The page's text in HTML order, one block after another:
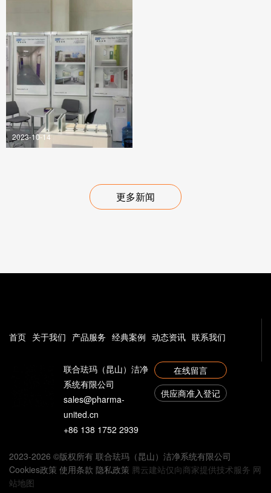
2023-10-14
更多新闻
首页 关于我们 产品服务 经典案例 动态资讯 联系我们
联合珐玛（昆山）洁净
系统有限公司
sales@pharma-
united.cn
+86 138 1752 2939
在线留言
供应商准入登记
2023-2026 ©版权所有 联合珐玛（昆山）洁净系统有限公司
Cookies政策 使用条款 隐私政策 腾云建站仅向商家提供技术服务 网
站地图